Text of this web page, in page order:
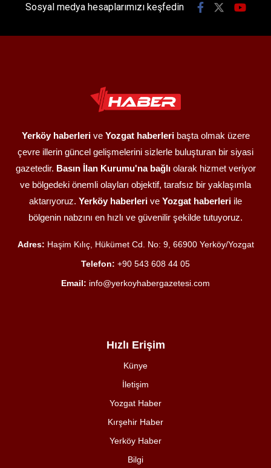
Sosyal medya hesaplarımızı keşfedin
Yerköy haberlerive Yozgat haberleribaşta olmak üzere
çevre illerin güncel gelişmelerini sizlerle buluşturan bir siyasi
gazetedir. Basın İlan Kurumu'na bağlıolarak hizmet veriyor
ve bölgedeki önemli olayları objektif, tarafsız bir yaklaşımla
aktarıyoruz. Yerköy haberleri ve Yozgat haberleri ile
bölgenin nabzını en hızlı ve güvenilir şekilde tutuyoruz.
Adres: Haşim Kılıç, Hükümet Cd. No: 9, 66900 Yerköy/Yozgat
Telefon: +90 543 608 44 05
Email: info@yerkoyhabergazetesi.com
Hızlı Erişim
Künye
İletişim
Yozgat Haber
Kırşehir Haber
Yerköy Haber
Bilgi